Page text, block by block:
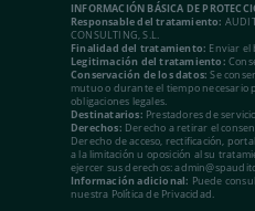
INFORMACIÓN BÁSICA DE
Responsable del tratamiento:
CONSULTING, S.L.
Finalidad del tratamiento: Enviar el
Legitimación del tratamiento:
Conservación de los datos: Se
mutuo o durante el tiempo necesario
obligaciones legales.
Destinatarios: Prestadores de
Derechos: Derecho a retirar el
Derecho de acceso, rectificación,
a la limitación u oposición al su
ejercer sus derechos:
Información adicional: Puede
nuestra Política de Privacidad.